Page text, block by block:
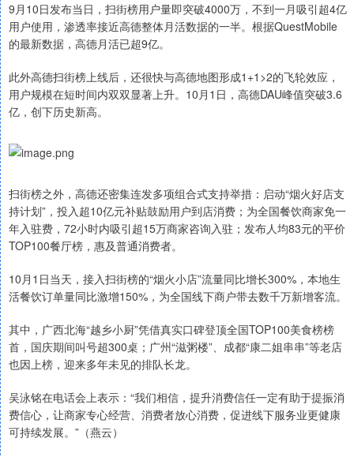
9月10日发布当日，扫街榜用户量即突破4000万，不到一月吸引超4亿
用户使用，渗透率接近高德整体月活数据的一半。根据QuestMobile
的最新数据，高德月活已超9亿。
此外高德扫街榜上线后，还很快与高德地图形成1+1>2的飞轮效应，
用户规模在短时间内双双显著上升。10月1日，高德DAU峰值突破3.6
亿，创下历史新高。
扫街榜之外，高德还密集连发多项组合式支持举措：启动“烟火好店支
持计划”，投入超10亿元补贴鼓励用户到店消费；为全国餐饮商家免一
年入驻费，72小时内吸引超15万商家咨询入驻；发布人均83元的平价
TOP100餐厅榜，惠及普通消费者。
10月1日当天，接入扫街榜的“烟火小店”流量同比增长300%，本地生
活餐饮订单量同比激增150%，为全国线下商户带去数千万新增客流。
其中，广西北海“越乡小厨”凭借真实口碑登顶全国TOP100美食榜榜
首，国庆期间叫号超300桌；广州“滋粥楼”、成都“康二姐串串”等老店
也因上榜，迎来多年未见的排队长龙。
吴泳铭在电话会上表示：“我们相信，提升消费信任一定有助于提振消
费信心，让商家专心经营、消费者放心消费，促进线下服务业更健康
可持续发展。”（燕云）